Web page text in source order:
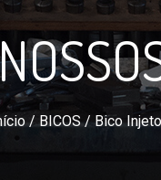
/BICOS/ Bico